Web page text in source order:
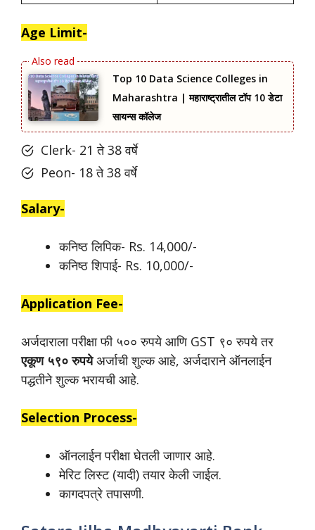
Age Limit-
Top 10 Data Science Colleges in
Maharashtra | महाराष्ट्रातील टॉप 10 डेटा
सायन्स कॉलेज
Clerk- 21 ते 38 वर्षे
Peon- 18 ते 38 वर्षे
Salary-
कनिष्ठ लिपिक- Rs. 14,000/-
कनिष्ठ शिपाई- Rs. 10,000/-
Application Fee-
अर्जदाराला परीक्षा फी ५०० रुपये आणि GST ९० रुपये तर
एकूण ५९० रुपयेअर्जाची शुल्क आहे, अर्जदाराने ऑनलाईन
पद्धतीने शुल्क भरायची आहे.
Selection Process-
ऑनलाईन परीक्षा घेतली जाणार आहे.
मेरिट लिस्ट (यादी) तयार केली जाईल.
कागदपत्रे तपासणी.